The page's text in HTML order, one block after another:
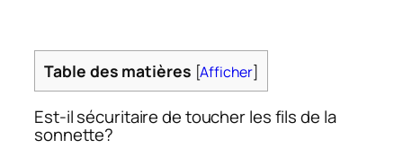
Table des matières [Afficher]
Est-il sécuritaire de toucher les fils de la
sonnette?